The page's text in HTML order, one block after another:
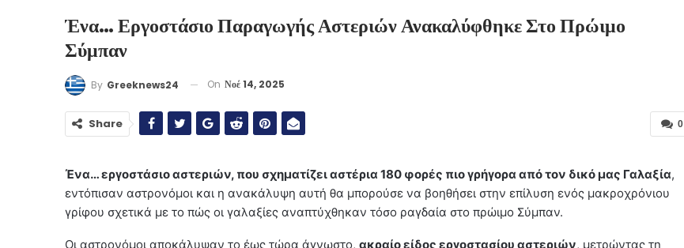
Ένα… Εργοστάσιο Παραγωγής Αστεριών Ανακαλύφθηκε Στο Πρώιμο
Σύμπαν
By Greeknews24 On Νοέ 14, 2025
0
Share
Ένα… εργοστάσιο αστεριών, που σχηματίζει αστέρια 180 φορές πιο γρήγορα από τον δικό μας Γαλαξία,
εντόπισαν αστρονόμοι και η ανακάλυψη αυτή θα μπορούσε να βοηθήσει στην επίλυση ενός μακροχρόνιου
γρίφου σχετικά με το πώς οι γαλαξίες αναπτύχθηκαν τόσο ραγδαία στο πρώιμο Σύμπαν.
Οι αστρονόμοι αποκάλυψαν το έως τώρα άγνωστο, ακραίο είδος εργοστασίου αστεριών, μετρώντας τη